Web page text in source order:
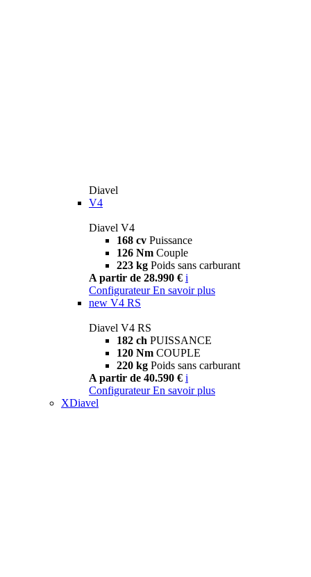
Diavel
V4
Diavel V4
168 cv Puissance
126 Nm Couple
223 kg Poids sans carburant
A partir de 28.990 € i
Configurateur En savoir plus
new V4 RS
Diavel V4 RS
182 ch PUISSANCE
120 Nm COUPLE
220 kg Poids sans carburant
A partir de 40.590 € i
Configurateur En savoir plus
XDiavel